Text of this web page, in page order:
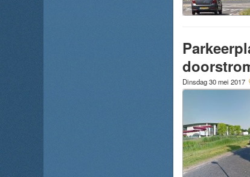
Dinsdag 30 mei 2017